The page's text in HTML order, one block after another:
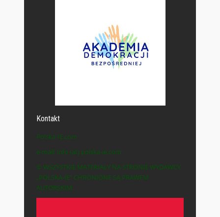
Kontakt
Polska-IE.com
e-mail: info (at) polska-ie.com
© WSZYSTKIE MATERIAŁY NA STRONIE WYDAWCY
„POLSKA-IE” CHRONIONE SĄ PRAWEM
AUTORSKIM.